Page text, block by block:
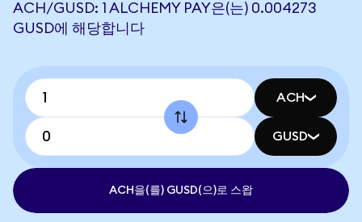
ACH/GUSD: 1 ALCHEMY PAY은(는) 0.004273
GUSD에 해당합니다
ACH
GUSD
ACH을(를) GUSD(으)로 스왑